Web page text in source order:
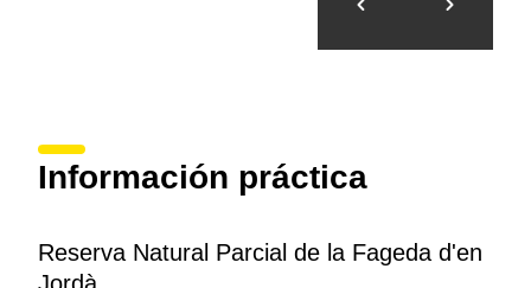
Información práctica
Reserva Natural Parcial de la Fageda d'en